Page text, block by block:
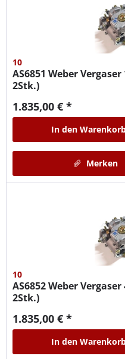
10
AS6851Weber Vergaser
2Stk.)
1.835,00 € *
In den
Merken
10
AS6852Weber Vergaser
2Stk.)
1.835,00 € *
In den